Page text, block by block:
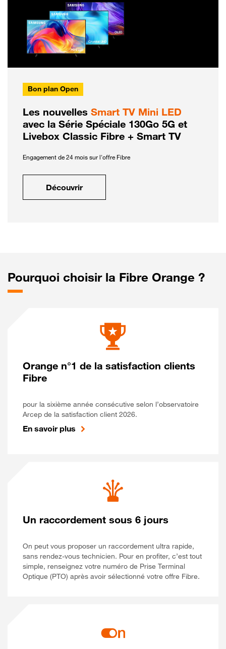
Bon plan Open
Les nouvelles Smart TV Mini LED
avec la Série Spéciale 130Go 5G et
Livebox Classic Fibre + Smart TV
Engagement de 24 mois sur l'offre Fibre
Découvrir
Pourquoi choisir la Fibre Orange ?
Orange n°1 de la satisfaction clients
Fibre
pour la sixième année consécutive selon l’observatoire
Arcep de la satisfaction client 2026.
En savoir plus
Un raccordement sous 6 jours
On peut vous proposer un raccordement ultra rapide,
sans rendez-vous technicien. Pour en profiter, c’est tout
simple, renseignez votre numéro de Prise Terminal
Optique (PTO) après avoir sélectionné votre offre Fibre.